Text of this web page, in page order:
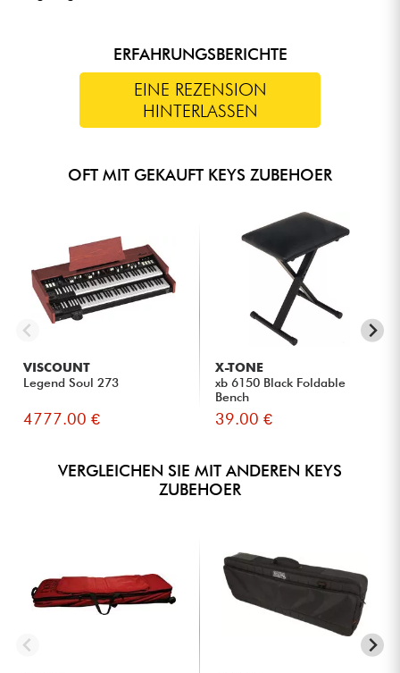
ERFAHRUNGSBERICHTE
EINE REZENSION
HINTERLASSEN
OFT MIT GEKAUFT KEYS ZUBEHOER
VISCOUNT
Legend Soul 273
4777.00 €
X-TONE
xb 6150 Black Foldable
Bench
39.00 €
VERGLEICHEN SIE MIT ANDEREN KEYS
ZUBEHOER